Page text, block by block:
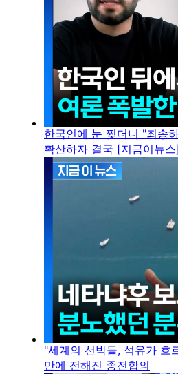
한국인에 눈 찢더니 "죄송
확산하자 결국 [지금이뉴스]
"세계의 선박들, 석유가 흐
만에 전해진 종전합의